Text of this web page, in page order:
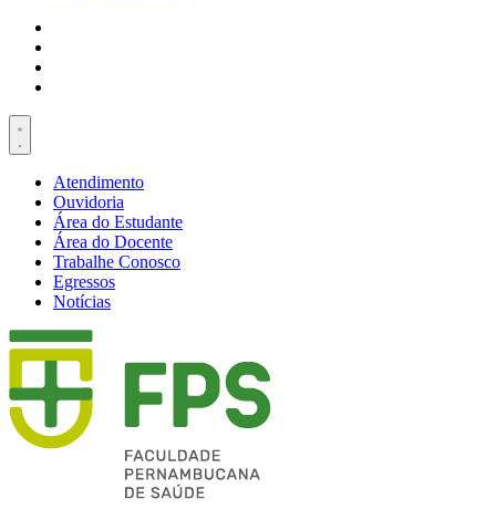
Atendimento
Ouvidoria
Área do Estudante
Área do Docente
Trabalhe Conosco
Egressos
Notícias